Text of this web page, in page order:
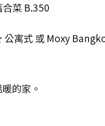
菜 B.350
寓式 或 Moxy
的家。